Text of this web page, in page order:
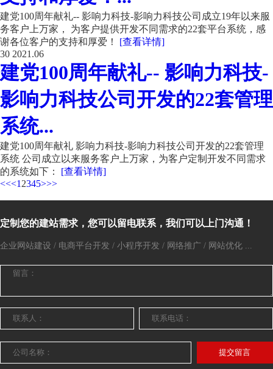
建党100周年献礼-- 影响力科技-影响力科技公司成立19年以来服
务客户上万家， 为客户提供开发不同需求的22套平台系统，感
谢各位客户的支持和厚爱！ [查看详情]
30 2021.06
建党100周年献礼-- 影响力科技-
影响力科技公司开发的22套管理
系统...
建党100周年献礼 影响力科技-影响力科技公司开发的22套管理
系统 公司成立以来服务客户上万家，为客户定制开发不同需求
的系统如下： [查看详情]
<<<1 2345>>>
定制您的建站需求，您可以留电联系，我们可以上门沟通！
企业网站建设 / 电商平台开发 / 小程序开发 / 网络推广 / 网站优化 ...
提交留言